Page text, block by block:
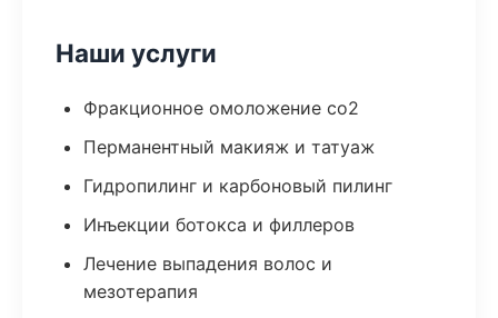
Наши услуги
Фракционное омоложение co2
Перманентный макияж и татуаж
Гидропилинг и карбоновый пилинг
Инъекции ботокса и филлеров
Лечение выпадения волос и
мезотерапия